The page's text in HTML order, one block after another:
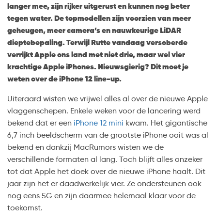
langer mee, zijn rijker uitgerust en kunnen nog beter
tegen water. De topmodellen zijn voorzien van meer
geheugen, meer camera’s en nauwkeurige LiDAR
dieptebepaling. Terwijl Rutte vandaag versoberde
verrijkt Apple ons land met niet drie, maar wel vier
krachtige Apple iPhones. Nieuwsgierig? Dit moet je
weten over de iPhone 12 line-up.
Uiteraard wisten we vrijwel alles al over de nieuwe Apple
vlaggenschepen. Enkele weken voor de lancering werd
bekend dat er een iPhone 12 mini kwam. Het gigantische
6,7 inch beeldscherm van de grootste iPhone ooit was al
bekend en dankzij MacRumors wisten we de
verschillende formaten al lang. Toch blijft alles onzeker
tot dat Apple het doek over de nieuwe iPhone haalt. Dit
jaar zijn het er daadwerkelijk vier. Ze ondersteunen ook
nog eens 5G en zijn daarmee helemaal klaar voor de
toekomst.